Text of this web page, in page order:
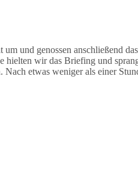
und sahen während des
und genossen anschließend
wir das Briefing und
etwas weniger als einer